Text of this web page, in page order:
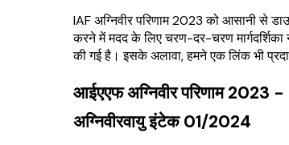
IAF अग्निवीर परिणाम 2023 को आसानी से
करने में मदद के लिए चरण-दर-चरण मार्गदर्शिका
की गई है। इसके अलावा, हमने एक लिंक भी
आईएएफ अग्निवीर परिणाम 2023 -
अग्निवीरवायु इंटेक 01/2024